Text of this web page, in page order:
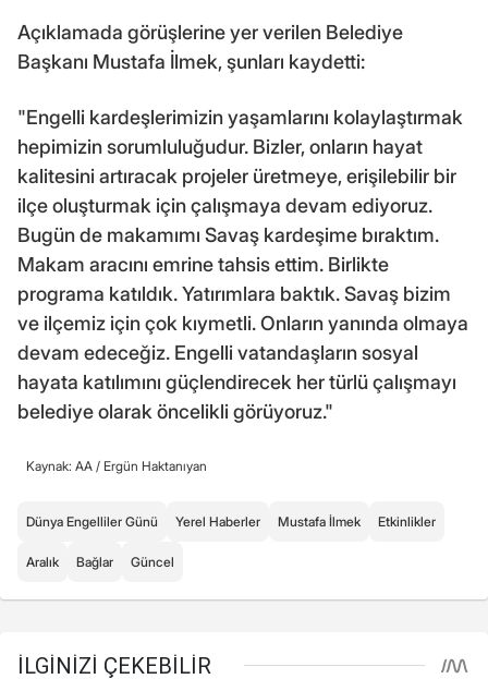
Açıklamada görüşlerine yer verilen Belediye
Başkanı Mustafa İlmek, şunları kaydetti:
"Engelli kardeşlerimizin yaşamlarını kolaylaştırmak
hepimizin sorumluluğudur. Bizler, onların hayat
kalitesini artıracak projeler üretmeye, erişilebilir bir
ilçe oluşturmak için çalışmaya devam ediyoruz.
Bugün de makamımı Savaş kardeşime bıraktım.
Makam aracını emrine tahsis ettim. Birlikte
programa katıldık. Yatırımlara baktık. Savaş bizim
ve ilçemiz için çok kıymetli. Onların yanında olmaya
devam edeceğiz. Engelli vatandaşların sosyal
hayata katılımını güçlendirecek her türlü çalışmayı
belediye olarak öncelikli görüyoruz."
Kaynak: AA / Ergün Haktanıyan
Dünya Engelliler Günü Yerel Haberler Mustafa İlmek Etkinlikler
Aralık Bağlar Güncel